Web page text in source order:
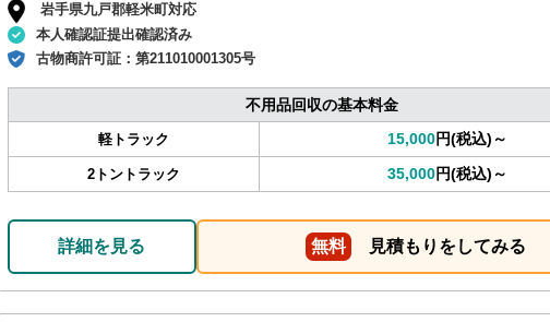
岩手県九戸郡軽米町対応
本人確認証提出確認済み
古物商許可証： 第211010001305号
不用品回収の基本料金
軽トラック 15,000円(税込)～
2トントラック 35,000円(税込)～
詳細を見る 無料 見積もりをしてみる